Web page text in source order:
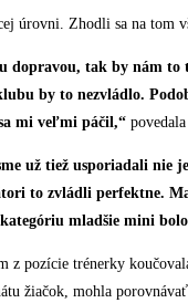
úrovni. Zhodli sa na tom
dopravou, tak by
by to nezvládlo.
mi veľmi páčil,“
už tiež usporiadali nie
to zvládli perfektne.
mladšie mini
trénerky
žiačok, mohla